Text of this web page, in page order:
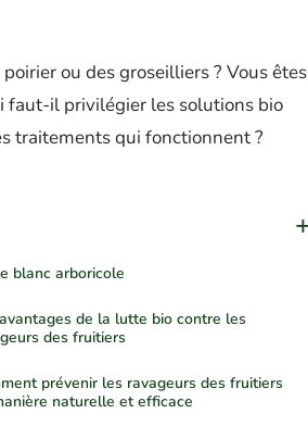
ou des groseilliers ? Vous êtes
faut-il privilégier les solutions bio
traitements qui fonctionnent ?
blanc arboricole
de la lutte bio contre les
des fruitiers
prévenir les ravageurs des fruitiers
naturelle et efficace